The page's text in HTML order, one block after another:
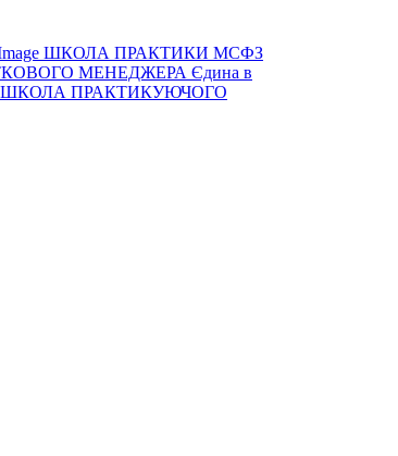
ШКОЛА ПРАКТИКИ МСФЗ
МЕНЕДЖЕРА Єдина в
ШКОЛА ПРАКТИКУЮЧОГО